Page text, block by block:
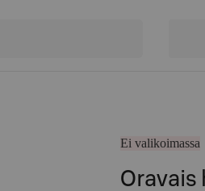
Ei valikoimassa
Oravais